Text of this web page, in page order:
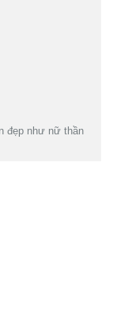
đẹp như nữ thần